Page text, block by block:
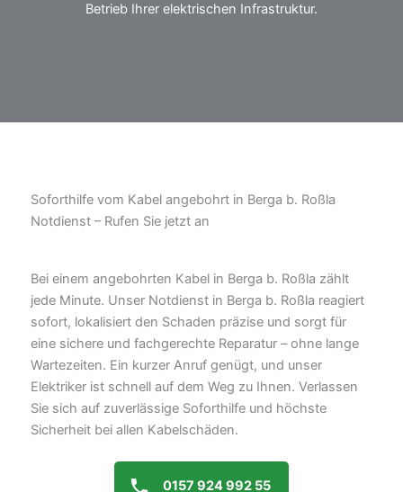
Betrieb Ihrer elektrischen Infrastruktur.
Soforthilfe vom Kabel angebohrt in Berga b. Roßla
Notdienst – Rufen Sie jetzt an
Bei einem angebohrten Kabel in Berga b. Roßla zählt
jede Minute. Unser Notdienst in Berga b. Roßla reagiert
sofort, lokalisiert den Schaden präzise und sorgt für
eine sichere und fachgerechte Reparatur – ohne lange
Wartezeiten. Ein kurzer Anruf genügt, und unser
Elektriker ist schnell auf dem Weg zu Ihnen. Verlassen
Sie sich auf zuverlässige Soforthilfe und höchste
Sicherheit bei allen Kabelschäden.
0157 924 992 55